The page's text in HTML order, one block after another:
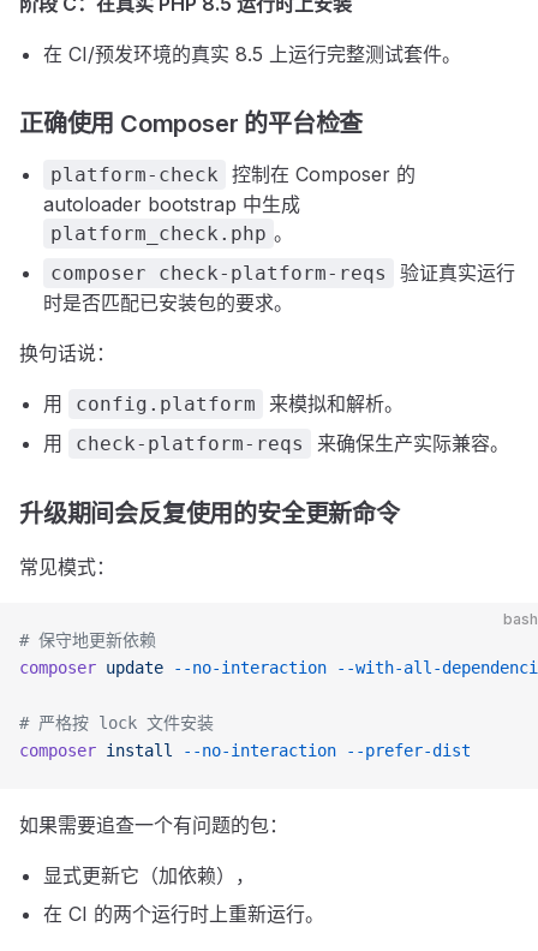
在 CI/预发环境的真实 8.5 上运行完整测试套件。
正确使用 Composer 的平台检查
platform-check
控制在 Composer 的
autoloader bootstrap 中生成
platform_check.php 。
composer check-platform-reqs
验证真实运行
时是否匹配已安装包的要求。
换句话说：
用 config.platform
来模拟和解析。
用
check-platform-reqs 来确保生产实际兼容。
升级期间会反复使用的安全更新命令
常见模式：
bash
# 保守地更新依赖
composer update --no-interaction --with-all-
# 严格按 lock 文件安装
composer install --no-interaction --prefer-dist
如果需要追查一个有问题的包：
显式更新它（加依赖），
在 CI 的两个运行时上重新运行。